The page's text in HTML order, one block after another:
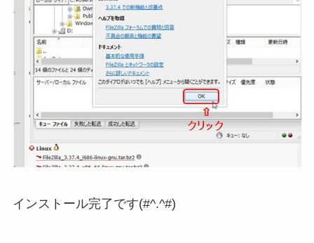
インストール完了です(#^.^#)